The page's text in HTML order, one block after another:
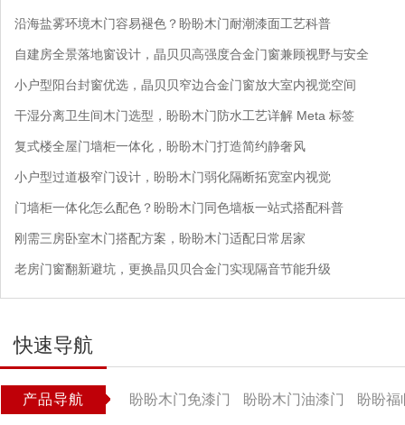
沿海盐雾环境木门容易褪色？盼盼木门耐潮漆面工艺科普
自建房全景落地窗设计，晶贝贝高强度合金门窗兼顾视野与安全
小户型阳台封窗优选，晶贝贝窄边合金门窗放大室内视觉空间
干湿分离卫生间木门选型，盼盼木门防水工艺详解 Meta 标签
复式楼全屋门墙柜一体化，盼盼木门打造简约静奢风
小户型过道极窄门设计，盼盼木门弱化隔断拓宽室内视觉
门墙柜一体化怎么配色？盼盼木门同色墙板一站式搭配科普
刚需三房卧室木门搭配方案，盼盼木门适配日常居家
老房门窗翻新避坑，更换晶贝贝合金门实现隔音节能升级
快速导航
产品导航 盼盼木门免漆门 盼盼木门油漆门 盼盼福